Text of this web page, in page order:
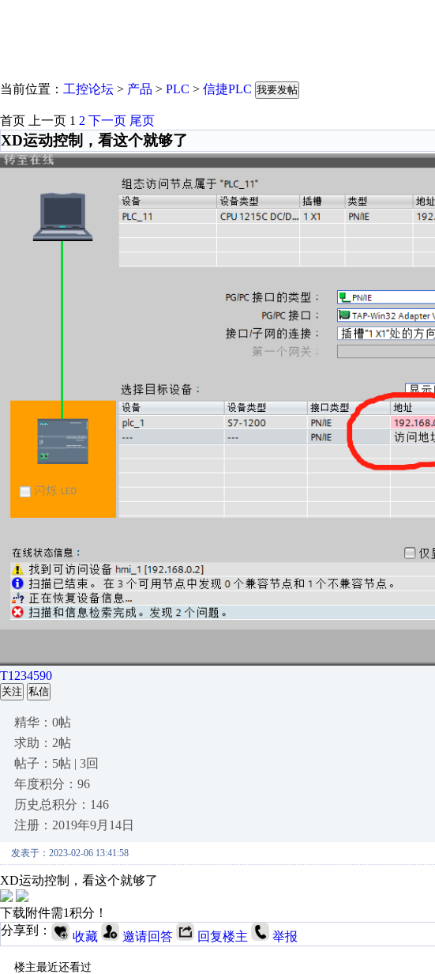
当前位置： 工控论坛 > 产品 > PLC > 信捷PLC 我要发帖
首页 上一页 1 2 下一页 尾页
XD运动控制，看这个就够了
T1234590
关注 私信
精华：0帖
求助：2帖
帖子：5帖 | 3回
年度积分：96
历史总积分：146
注册：2019年9月14日
发表于：2023-02-06 13:41:58
XD运动控制，看这个就够了
下载附件需1积分！
分享到：
收藏 邀请回答 回复楼主 举报
楼主最近还看过